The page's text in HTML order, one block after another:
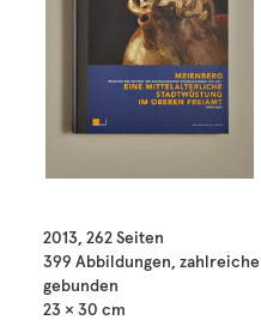
2013, 262 Seiten
399 Abbildungen,
gebunden
23 × 30 cm